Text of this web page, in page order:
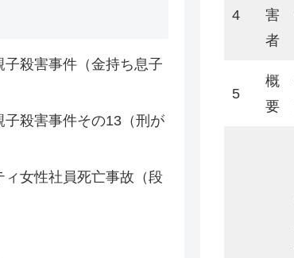
4
害
者
5
概
要
子殺害事件（金持ち息子
子殺害事件その13（刑が
ィ女性社員死亡事故（段